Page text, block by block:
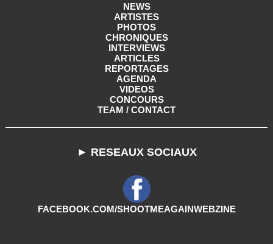
NEWS
ARTISTES
PHOTOS
CHRONIQUES
INTERVIEWS
ARTICLES
REPORTAGES
AGENDA
VIDEOS
CONCOURS
TEAM / CONTACT
► RESEAUX SOCIAUX
FACEBOOK.COM/SHOOTMEAGAINWEBZINE